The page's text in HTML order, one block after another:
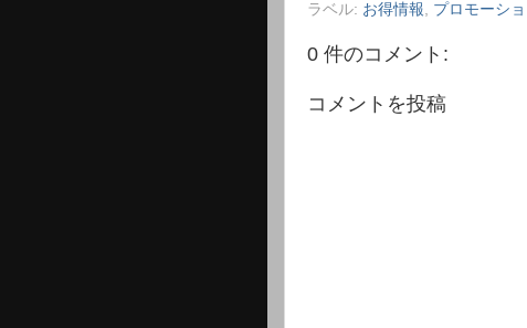
ラベル: お得情報, プロモーシ
0 件のコメント:
コメントを投稿